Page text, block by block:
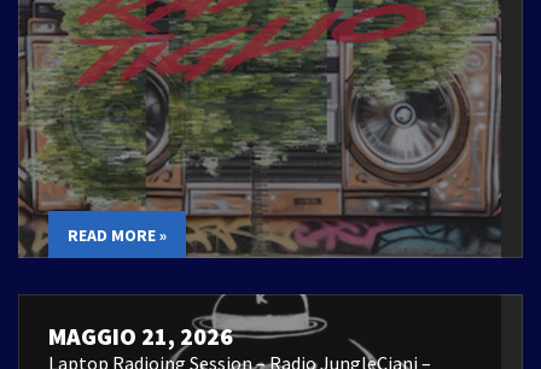
READ MORE »
MAGGIO 21, 2026
Laptop Radioing Session – Radio JungleCiani –